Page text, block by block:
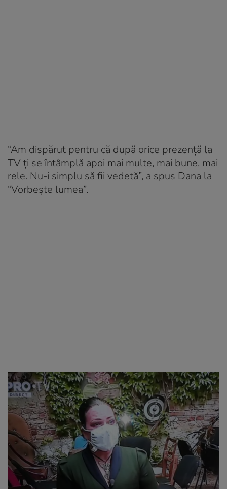
“Am dispărut pentru că după orice prezență la
TV ți se întâmplă apoi mai multe, mai bune, mai
rele. Nu-i simplu să fii vedetă”, a spus Dana la
“Vorbește lumea”.